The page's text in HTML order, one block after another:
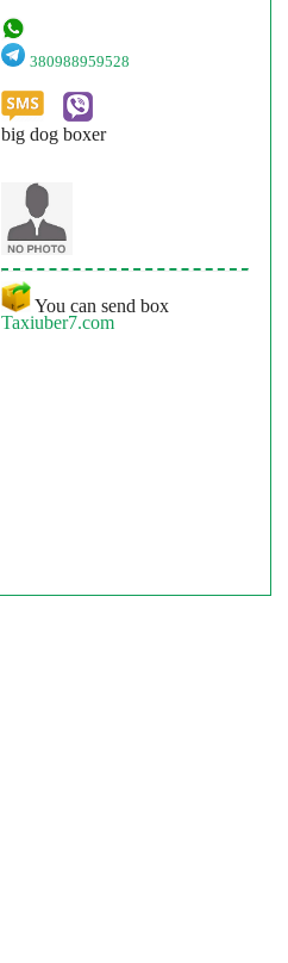
380988959528
big dog boxer
You can send box
Taxiuber7.com